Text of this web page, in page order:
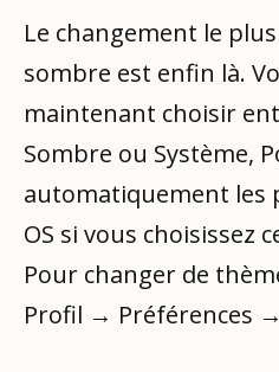
Le changement le
sombre est enfin là.
maintenant choisir
Sombre ou Système,
automatiquement les
OS si vous choisissez
Pour changer de
Profil → Préférences